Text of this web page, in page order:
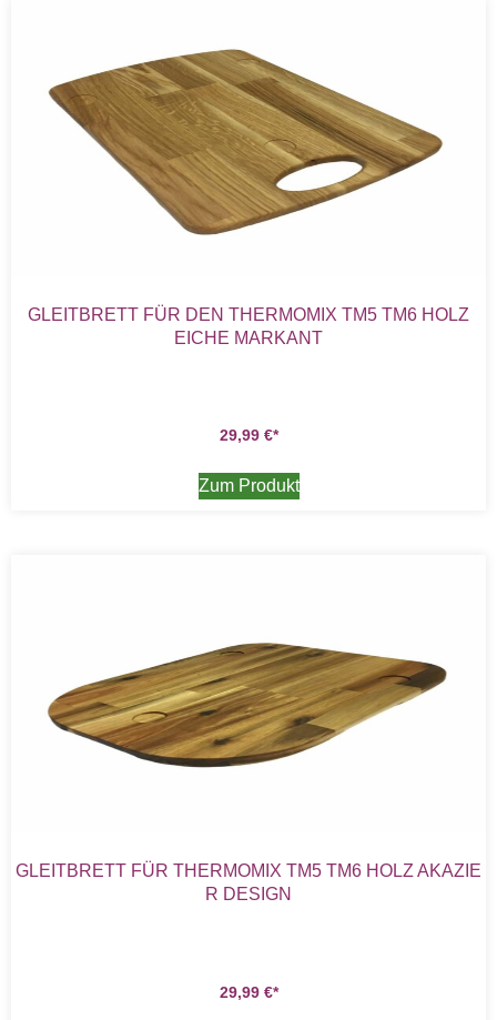
GLEITBRETT FÜR DEN THERMOMIX TM5 TM6 HOLZ
EICHE MARKANT
29,99 €
Zum Produkt
GLEITBRETT FÜR THERMOMIX TM5 TM6 HOLZ AKAZIE
R DESIGN
29,99 €